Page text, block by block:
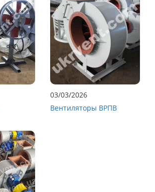
03/03/2026
Вентиляторы ВРПВ